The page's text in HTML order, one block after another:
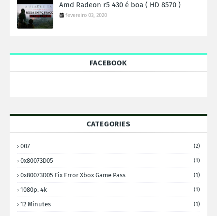
Amd Radeon r5 430 é boa ( HD 8570 )
fevereiro 03, 2020
FACEBOOK
CATEGORIES
007 (2)
0x80073D05 (1)
0x80073D05 Fix Error Xbox Game Pass (1)
1080p. 4k (1)
12 Minutes (1)